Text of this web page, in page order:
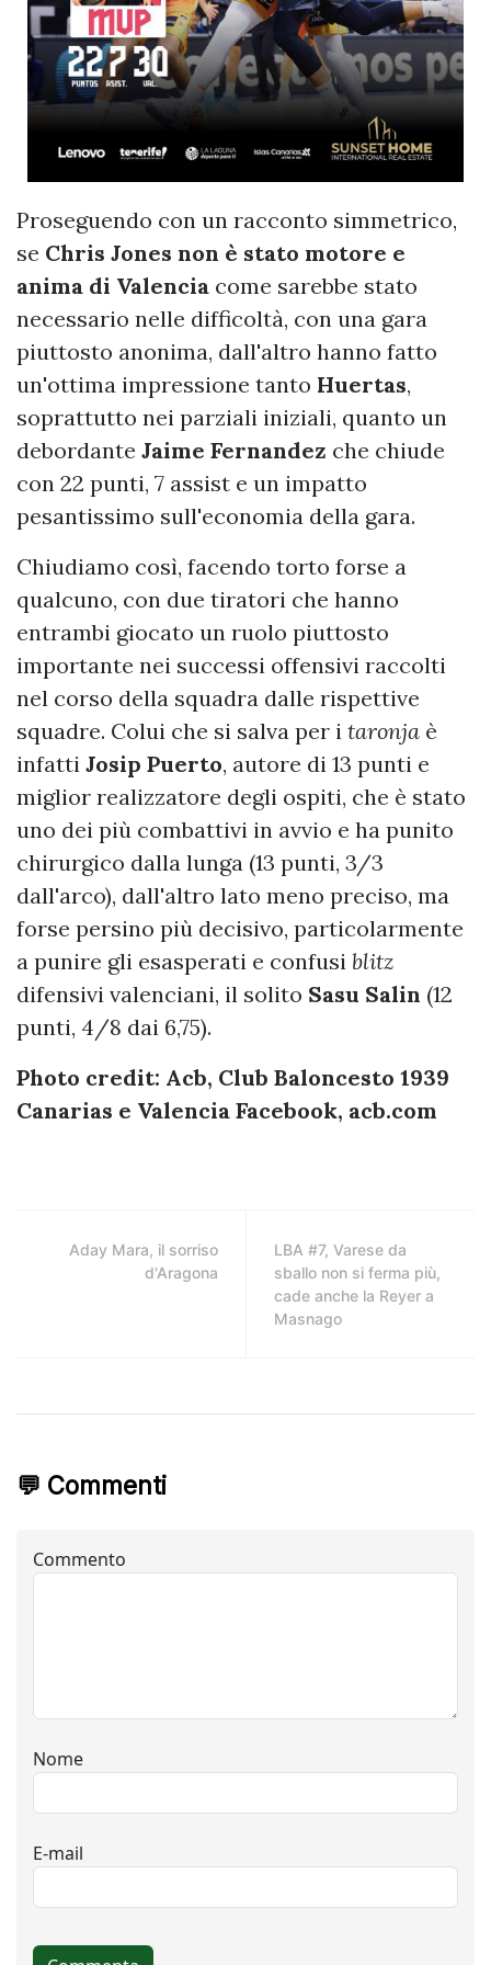
Proseguendo con un racconto simmetrico,
se Chris Jones non è stato motore e
anima di Valencia come sarebbe stato
necessario nelle difficoltà, con una gara
piuttosto anonima, dall'altro hanno fatto
un'ottima impressione tanto Huertas,
soprattutto nei parziali iniziali, quanto un
debordante Jaime Fernandez che chiude
con 22 punti, 7 assist e un impatto
pesantissimo sull'economia della gara.
Chiudiamo così, facendo torto forse a
qualcuno, con due tiratori che hanno
entrambi giocato un ruolo piuttosto
importante nei successi offensivi raccolti
nel corso della squadra dalle rispettive
squadre. Colui che si salva per i taronja è
infatti Josip Puerto, autore di 13 punti e
miglior realizzatore degli ospiti, che è stato
uno dei più combattivi in avvio e ha punito
chirurgico dalla lunga (13 punti, 3/3
dall'arco), dall'altro lato meno preciso, ma
forse persino più decisivo, particolarmente
a punire gli esasperati e confusi blitz
difensivi valenciani, il solito Sasu Salin (12
punti, 4/8 dai 6,75).
Photo credit: Acb, Club Baloncesto 1939
Canarias e Valencia Facebook, acb.com
Aday Mara, il sorriso
d'Aragona
LBA #7, Varese da
sballo non si ferma più,
cade anche la Reyer a
Masnago
💬 Commenti